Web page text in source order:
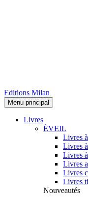
Editions Milan
Menu principal
Livres
ÉVEIL
Livres
Livres
Livres
Livres
Livres
Livres
Nouveautés